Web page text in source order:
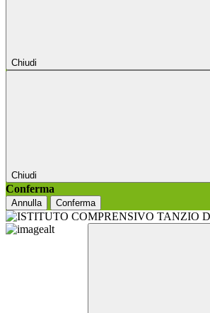
Chiudi
Chiudi
Conferma
Annulla Conferma